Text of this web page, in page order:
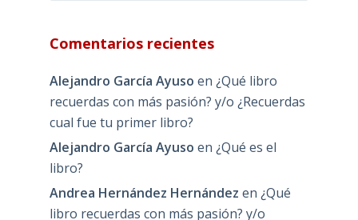
Comentarios recientes
Alejandro García Ayuso en ¿Qué libro
recuerdas con más pasión? y/o ¿Recuerdas
cual fue tu primer libro?
Alejandro García Ayuso en ¿Qué es el
libro?
Andrea Hernández Hernández en ¿Qué
libro recuerdas con más pasión? y/o